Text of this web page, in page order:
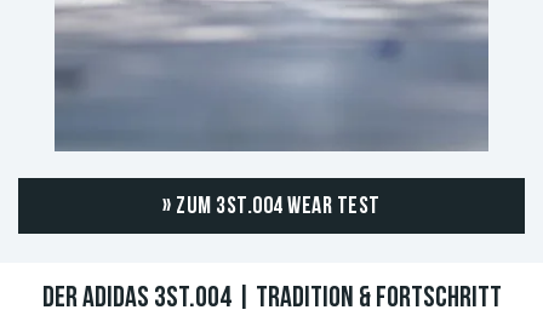
» ZUM 3ST.004 WEAR TEST
DER ADIDAS 3ST.004 | TRADITION & FORTSCHRITT